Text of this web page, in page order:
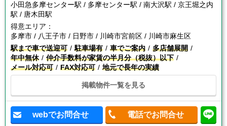
小田急多摩センター駅 / 多摩センター駅 / 南大沢駅 / 京王堀之内
駅 / 唐木田駅
得意エリア：
多摩市 / 八王子市 / 日野市 / 川崎市宮前区 / 川崎市麻生区
駅まで車で送迎可
駐車場有 車でご案内
多店舗展開
年中無休
仲介手数料が家賃の半月分（税抜）以下
メール対応可
FAX対応可 地元で長年の実績
掲載物件一覧を見る
webでお問合せ 電話でお問合せ